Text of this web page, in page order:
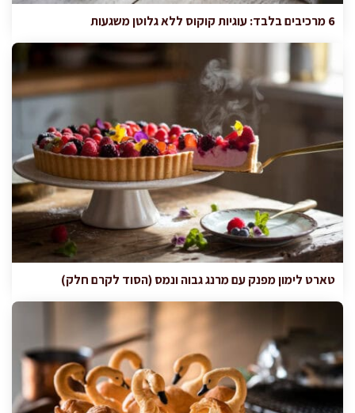
6 מרכיבים בלבד: עוגיות קוקוס ללא גלוטן משגעות
טארט לימון מפנק עם מרנג גבוה ונמס (הסוד לקרם חלק)